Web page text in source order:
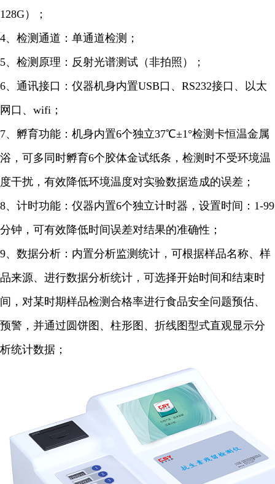
128G）；
4、检测通道：单通道检测；
5、检测原理：反射光谱测试（非拍照）；
6、通讯接口：仪器机身内置USB口、RS232接口、以太
网口、wifi；
7、孵育功能：机身内置6个独立37℃±1°检测卡恒温金属
浴，可多同时孵育6个胶体金试纸条，检测时不受环境温
度干扰，有效降低环境温度对实验数据造成的误差；
8、计时功能：仪器内置6个独立计时器，设置时间：1-99
分钟，可有效降低时间误差对结果的准确性；
9、数据分析：内置分析监测统计，可根据样品名称、样
品来源、进行数据分析统计，可选择开始时间和结束时
间，对某时期样品检测合格率进行食品安全问题预估、
预警，并通过圆饼图、柱形图、折线图型式直观显示分
析统计数据；